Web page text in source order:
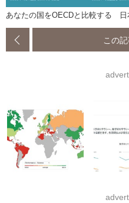
あなたの国をOECDと比較する 日
この